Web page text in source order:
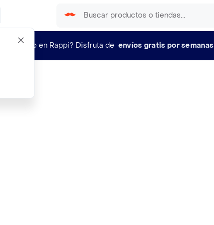
¿Nuevo en Rappi? Disfruta de envíos gratis por semanas